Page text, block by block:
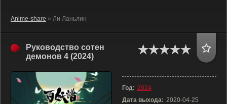
Anime-share » Ли Ланьлин
Руководство сотен
демонов 4 (2024)
Год: 2024
Дата выхода: 2020-04-25